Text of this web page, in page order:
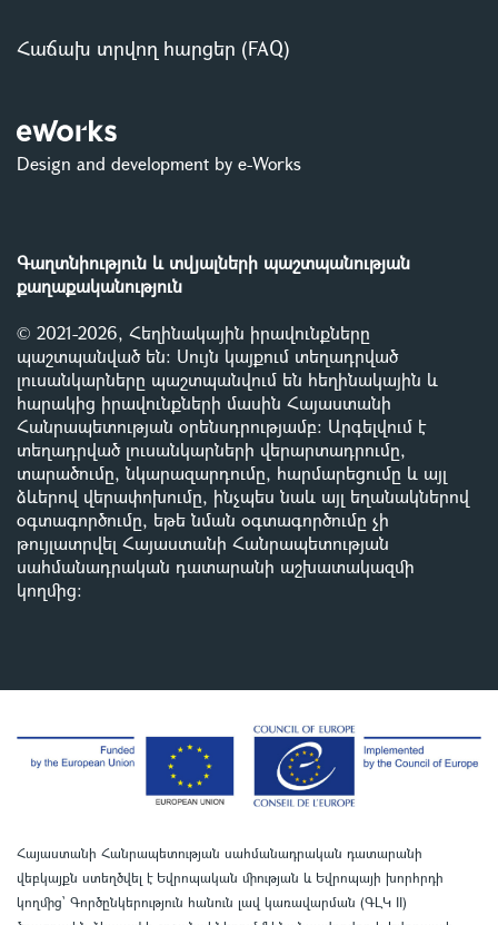
Հաճախ տրվող հարցեր (FAQ)
Design and development by e-Works
Գաղտնիություն և տվյալների պաշտպանության
քաղաքականություն
© 2021-2026, Հեղինակային իրավունքները
պաշտպանված են: Սույն կայքում տեղադրված
լուսանկարները պաշտպանվում են հեղինակային և
հարակից իրավունքների մասին Հայաստանի
Հանրապետության օրենսդրությամբ: Արգելվում է
տեղադրված լուսանկարների վերարտադրումը,
տարածումը, նկարազարդումը, հարմարեցումը և այլ
ձևերով վերափոխումը, ինչպես նաև այլ եղանակներով
օգտագործումը, եթե նման օգտագործումը չի
թույլատրվել Հայաստանի Հանրապետության
սահմանադրական դատարանի աշխատակազմի
կողմից:
Հայաստանի Հանրապետության սահմանադրական դատարանի
վեբկայքն ստեղծվել է Եվրոպական միության և Եվրոպայի խորհրդի
կողմից՝ Գործընկերություն հանուն լավ կառավարման (ԳԼԿ II)